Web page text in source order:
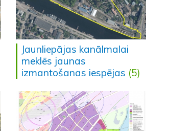
Jaunliepājas kanālmalai
meklēs jaunas
izmantošanas iespējas (5)